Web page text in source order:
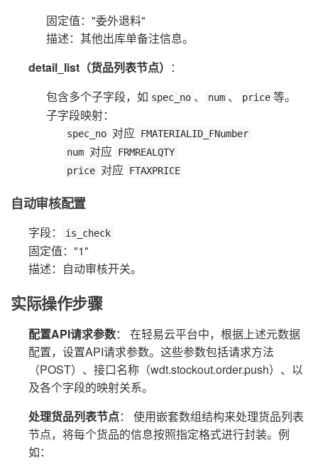
固定值："委外退料"
描述：其他出库单备注信息。
detail_list（货品列表节点） ：
包含多个子字段，如 spec_no 、 num 、 price 等。
子字段映射：
spec_no 对应
FMATERIALID_FNumber
num 对应
FRMREALQTY
price 对应 FTAXPRICE
自动审核配置
字段： is_check
固定值："1"
描述：自动审核开关。
实际操作步骤
配置API请求参数： 在轻易云平台中，根据上述元数据
配置，设置API请求参数。这些参数包括请求方法
（POST）、接口名称（wdt.stockout.order.push）、以
及各个字段的映射关系。
处理货品列表节点： 使用嵌套数组结构来处理货品列表
节点，将每个货品的信息按照指定格式进行封装。例
如：